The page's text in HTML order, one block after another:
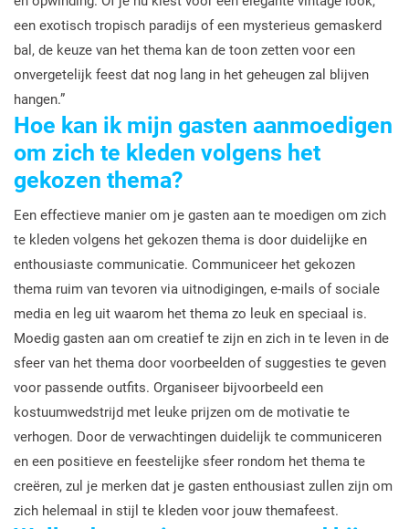
een exotisch tropisch paradijs of een mysterieus gemaskerd
bal, de keuze van het thema kan de toon zetten voor een
onvergetelijk feest dat nog lang in het geheugen zal blijven
hangen.”
Hoe kan ik mijn gasten aanmoedigen
om zich te kleden volgens het
gekozen thema?
Een effectieve manier om je gasten aan te moedigen om zich
te kleden volgens het gekozen thema is door duidelijke en
enthousiaste communicatie. Communiceer het gekozen
thema ruim van tevoren via uitnodigingen, e-mails of sociale
media en leg uit waarom het thema zo leuk en speciaal is.
Moedig gasten aan om creatief te zijn en zich in te leven in de
sfeer van het thema door voorbeelden of suggesties te geven
voor passende outfits. Organiseer bijvoorbeeld een
kostuumwedstrijd met leuke prijzen om de motivatie te
verhogen. Door de verwachtingen duidelijk te communiceren
en een positieve en feestelijke sfeer rondom het thema te
creëren, zul je merken dat je gasten enthousiast zullen zijn om
zich helemaal in stijl te kleden voor jouw themafeest.